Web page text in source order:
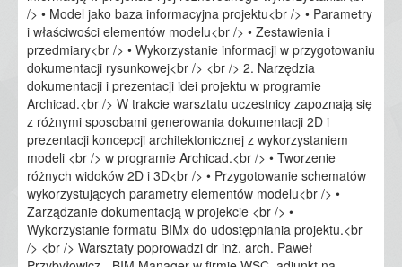
/> • Model jako baza informacyjna projektu<br /> • Parametry
i właściwości elementów modelu<br /> • Zestawienia i
przedmiary<br /> • Wykorzystanie informacji w przygotowaniu
dokumentacji rysunkowej<br /> <br /> 2. Narzędzia
dokumentacji i prezentacji idei projektu w programie
Archicad.<br /> W trakcie warsztatu uczestnicy zapoznają się
z różnymi sposobami generowania dokumentacji 2D i
prezentacji koncepcji architektonicznej z wykorzystaniem
modeli <br /> w programie Archicad.<br /> • Tworzenie
różnych widoków 2D i 3D<br /> • Przygotowanie schematów
wykorzystujących parametry elementów modelu<br /> •
Zarządzanie dokumentacją w projekcie <br /> •
Wykorzystanie formatu BIMx do udostępniania projektu.<br
/> <br /> Warsztaty poprowadzi dr inż. arch. Paweł